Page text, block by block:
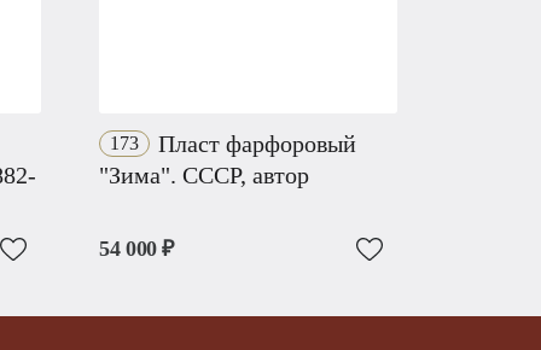
173
Пласт фарфоровый
"Зима". СССР, автор
54 000 ₽